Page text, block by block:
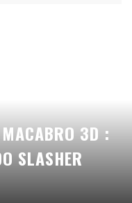
3D :
SLASHER